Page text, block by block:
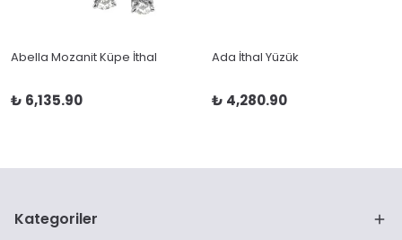
Abella Mozanit Küpe İthal
₺ 6,135.90
Ada İthal Yüzük
₺ 4,280.90
Kategoriler